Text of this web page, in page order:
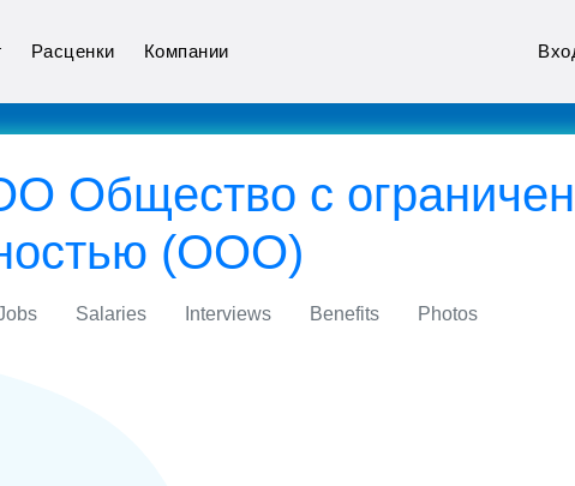
Расценки Компании
Общество с
(ООО)
Salaries Interviews Benefits Photos